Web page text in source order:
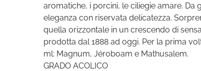
aromatiche, i porcini, le ciliegie amare.
eleganza con riservata delicatezza.
quella orizzontale in un crescendo di
prodotta dal 1888 ad oggi. Per la prima
ml: Magnum, Jéroboam e Mathusalem.
GRADO ACOLICO